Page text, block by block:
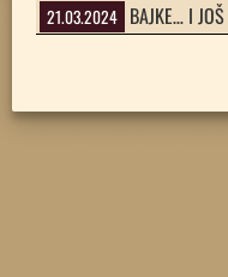
21.03.2024 BAJKE… I